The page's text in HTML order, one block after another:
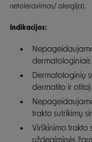
netoleravimas/ alergija).
Indikacijos:
dermatologiniais
Dermatologinių
dermatito ir
trakto sutrikimų
Virškinimo trakto